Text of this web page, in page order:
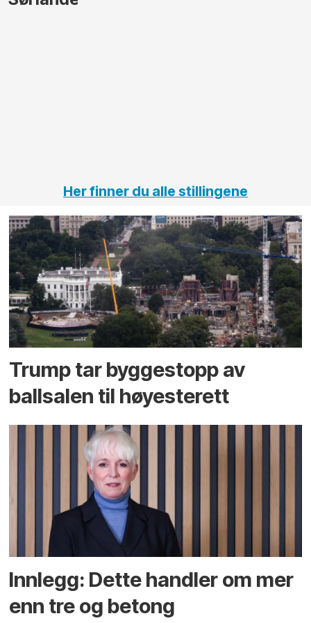
Her finner du alle stillingene
Trump tar byggestopp av
ballsalen til høyesterett
Innlegg: Dette handler om mer
enn tre og betong